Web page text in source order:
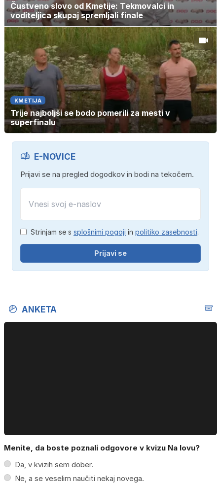
Čustveno slovo od Kmetije: Tekmovalci in
voditeljica skupaj spremljali finale
KMETIJA
Trije najboljši se bodo pomerili za mesti v
superfinalu
E-NOVICE
Prijavi se na pregled dogodkov in bodi na tekočem.
Strinjam se s splošnimi pogoji in politiko zasebnosti.
Prijavi se
ANKETA
Menite, da boste poznali odgovore v kvizu Na lovu?
Da, v kvizih sem dober.
Ne, a se veselim naučiti nekaj novega.